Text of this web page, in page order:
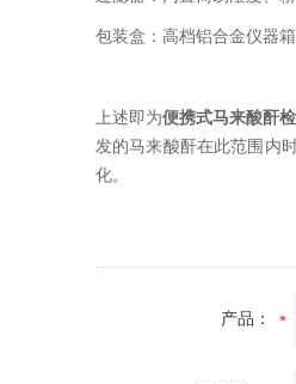
包装盒：高档铝合金仪器箱
上述即为便携式马来酸酐
发的马来酸酐在此范围内
化。
产品：